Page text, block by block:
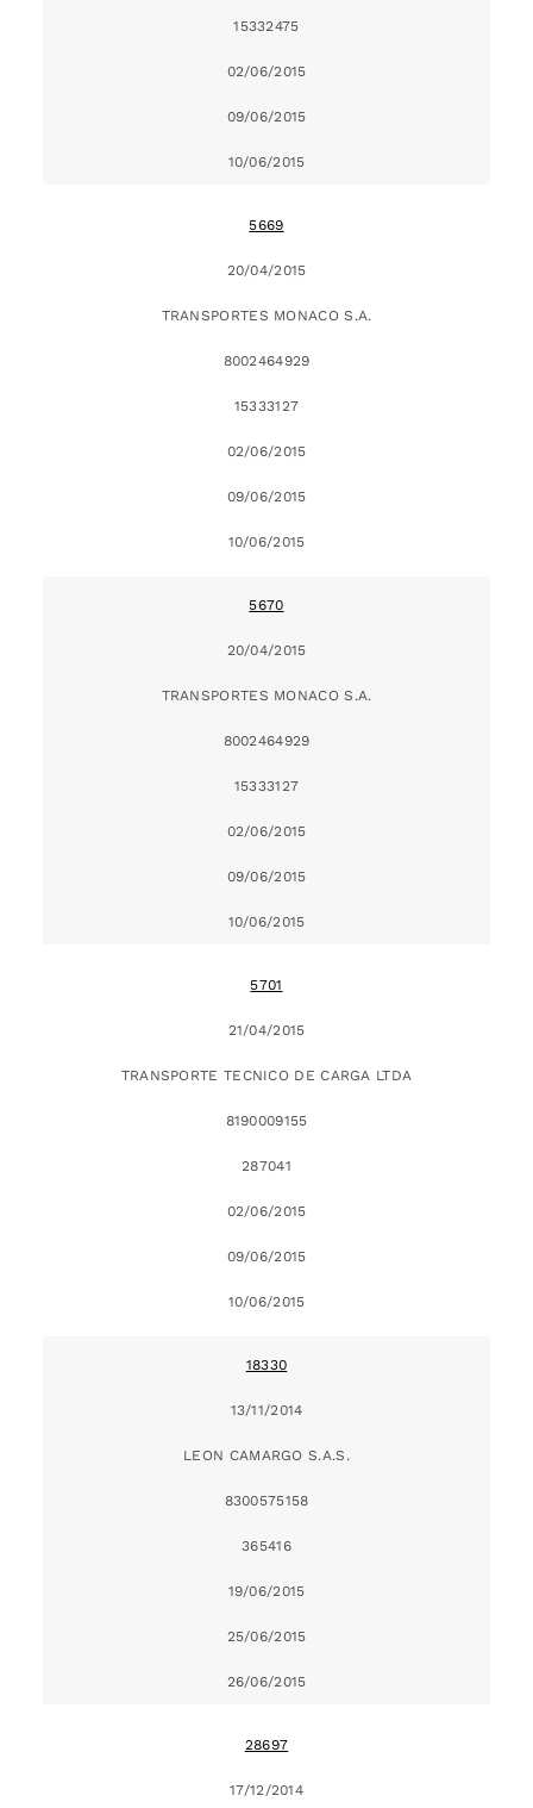
15332475
02/06/2015
09/06/2015
10/06/2015
5669
20/04/2015
TRANSPORTES MONACO S.A.
8002464929
15333127
02/06/2015
09/06/2015
10/06/2015
5670
20/04/2015
TRANSPORTES MONACO S.A.
8002464929
15333127
02/06/2015
09/06/2015
10/06/2015
5701
21/04/2015
TRANSPORTE TECNICO DE CARGA LTDA
8190009155
287041
02/06/2015
09/06/2015
10/06/2015
18330
13/11/2014
LEON CAMARGO S.A.S.
8300575158
365416
19/06/2015
25/06/2015
26/06/2015
28697
17/12/2014